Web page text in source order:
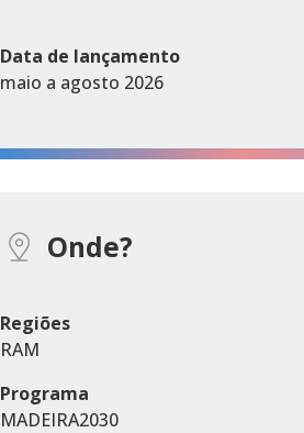
Data de lançamento
maio a agosto 2026
Onde?
Regiões
RAM
Programa
MADEIRA2030